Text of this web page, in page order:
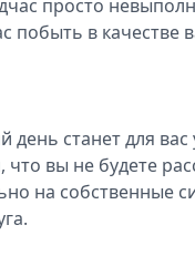
просто
побыть в качестве
день станет для
что вы не будете
на собственные